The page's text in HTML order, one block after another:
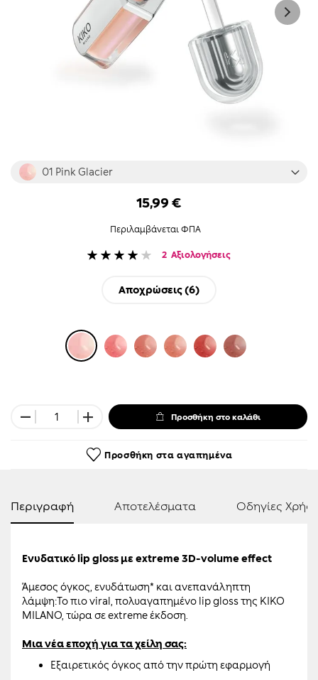
Skip
01 Pink Glacier
15,99 €
Περιλαμβάνεται ΦΠΑ
Βαθμολογία:
2 Αξιολογήσεις
Αποχρώσεις (6)
Προσθήκη στο καλάθι
Προσθήκη στα αγαπημένα
Περιγραφή Αποτελέσματα Οδηγίες
Ενυδατικό lip gloss με extreme 3D-volume effect
Άμεσος όγκος, ενυδάτωση* και ανεπανάληπτη
λάμψη:Το πιο viral, πολυαγαπημένο lip gloss της KIKO
MILANO, τώρα σε extreme έκδοση.
Μια νέα εποχή για τα χείλη σας:
Εξαιρετικός όγκος από την πρώτη εφαρμογή